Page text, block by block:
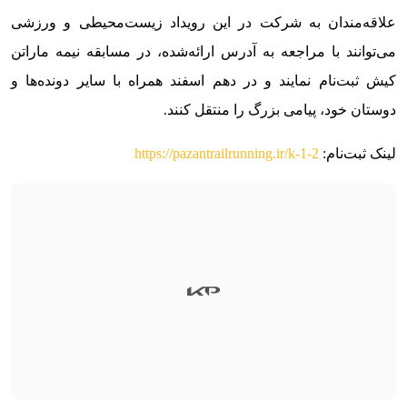
علاقه‌مندان به شرکت در این رویداد زیست‌محیطی و ورزشی
می‌توانند با مراجعه به آدرس ارائه‌شده، در مسابقه نیمه ماراتن
کیش ثبت‌نام نمایند و در دهم اسفند همراه با سایر دونده‌ها و
دوستان خود، پیامی بزرگ را منتقل کنند.
لینک ثبت‌نام: https://pazantrailrunning.ir/k-1-2